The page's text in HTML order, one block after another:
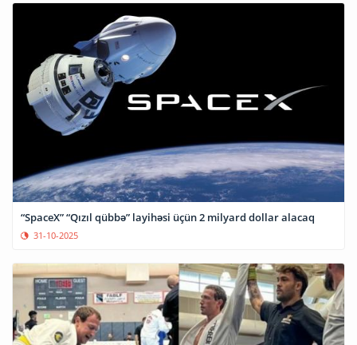
“SpaceX” “Qızıl qübbə” layihəsi üçün 2 milyard dollar alacaq
31-10-2025